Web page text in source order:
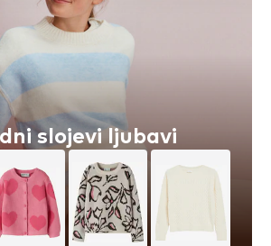
slojevi ljubavi